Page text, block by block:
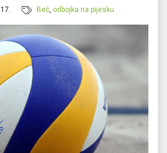
Beč, odbojka na pijesku